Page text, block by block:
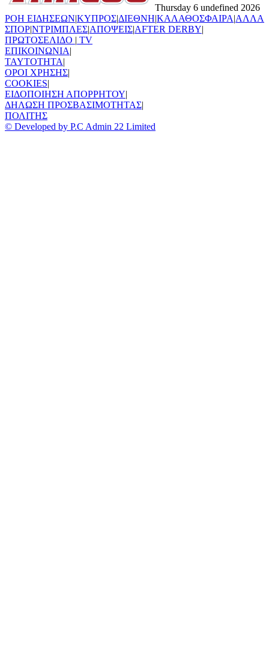
Thursday 6 undefined 2026
ΡΟΗ ΕΙΔΗΣΕΩΝ|ΚΥΠΡΟΣ|ΔΙΕΘΝΗ|ΚΑΛΑΘΟΣΦΑΙΡΑ|ΑΛΛΑ
ΣΠΟΡ|ΝΤΡΙΜΠΛΕΣ|ΑΠΟΨΕΙΣ|AFTER DERBY|
ΠΡΩΤΟΣΕΛΙΔΟ | TV
ΕΠΙΚΟΙΝΩΝΙΑ|
TAYTOTHTA|
ΟΡΟΙ ΧΡΗΣΗΣ|
COOKIES|
ΕΙΔΟΠΟΙΗΣΗ ΑΠΟΡΡΗΤΟΥ|
ΔΗΛΩΣΗ ΠΡΟΣΒΑΣΙΜΟΤΗΤΑΣ|
ΠΟΛΙΤΗΣ
© Developed by P.C Admin 22 Limited